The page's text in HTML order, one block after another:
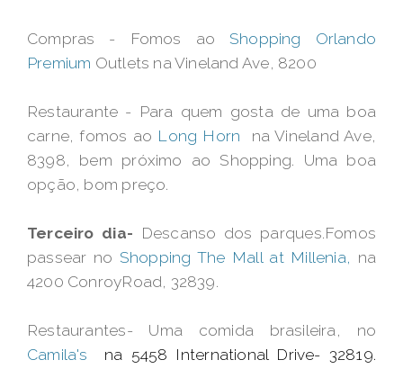
Compras - Fomos ao Shopping Orlando
Premium Outlets na Vineland Ave, 8200
Restaurante - Para quem gosta de uma boa
carne, fomos ao Long Horn
na Vineland Ave,
8398, bem próximo ao Shopping. Uma boa
opção, bom preço.
Terceiro dia- Descanso dos parques.Fomos
passear no Shopping The Mall at Millenia, na
4200 ConroyRoad, 32839.
Restaurantes- Uma comida brasileira, no
Camila's
na 5458 International Drive- 32819.